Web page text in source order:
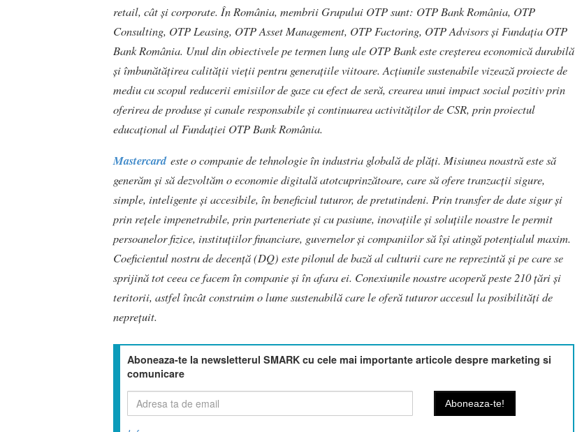
retail, cât și corporate. În România, membrii Grupului OTP sunt: OTP Bank România, OTP
Consulting, OTP Leasing, OTP Asset Management, OTP Factoring, OTP Advisors și Fundația OTP
Bank România. Unul din obiectivele pe termen lung ale OTP Bank este creșterea economică durabilă
și îmbunătățirea calității vieții pentru generațiile viitoare. Acțiunile sustenabile vizează proiecte de
mediu cu scopul reducerii emisiilor de gaze cu efect de seră, crearea unui impact social pozitiv prin
oferirea de produse și canale responsabile și continuarea activităților de CSR, prin proiectul
educațional al Fundației OTP Bank România.
Mastercard este o companie de tehnologie în industria globală de plăți. Misiunea noastră este să
generăm și să dezvoltăm o economie digitală atotcuprinzătoare, care să ofere tranzacții sigure,
simple, inteligente și accesibile, în beneficiul tuturor, de pretutindeni. Prin transfer de date sigur și
prin rețele impenetrabile, prin parteneriate și cu pasiune, inovațiile și soluțiile noastre le permit
persoanelor fizice, instituțiilor financiare, guvernelor și companiilor să își atingă potențialul maxim.
Coeficientul nostru de decență (DQ) este pilonul de bază al culturii care ne reprezintă și pe care se
sprijină tot ceea ce facem în companie și în afara ei. Conexiunile noastre acoperă peste 210 țări și
teritorii, astfel încât construim o lume sustenabilă care le oferă tuturor accesul la posibilități de
neprețuit.
Aboneaza-te la newsletterul SMARK cu cele mai importante articole despre marketing si
comunicare